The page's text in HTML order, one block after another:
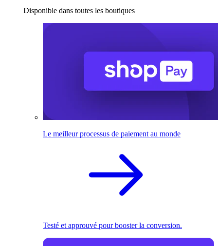
Disponible dans toutes les boutiques
Le meilleur processus de paiement au monde
Testé et approuvé pour booster la conversion.